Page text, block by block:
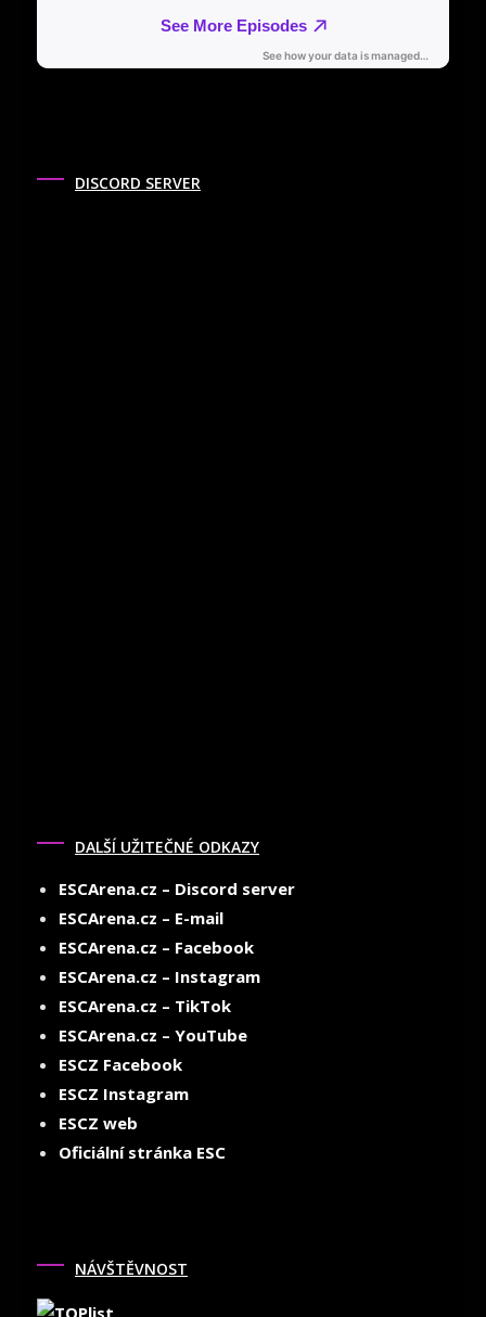
DISCORD SERVER
DALŠÍ UŽITEČNÉ ODKAZY
ESCArena.cz – Discord server
ESCArena.cz – E-mail
ESCArena.cz – Facebook
ESCArena.cz – Instagram
ESCArena.cz – TikTok
ESCArena.cz – YouTube
ESCZ Facebook
ESCZ Instagram
ESCZ web
Oficiální stránka ESC
NÁVŠTĚVNOST